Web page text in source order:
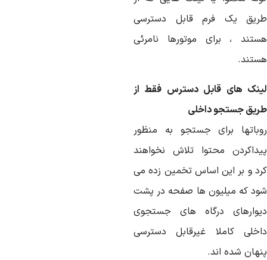
یک فرم قابل دسترسی
، برای موتورها نامرئی
های قابل دسترس فقط از
جستجو داخلی
برای جستجو به منظور
محتوا تلاش نخواهند
و بر این اساس تخمین زده می
که میلیون ها صفحه در پشت
درگاه های جستجوی
کاملا غیرقابل دسترسی
شده اند.